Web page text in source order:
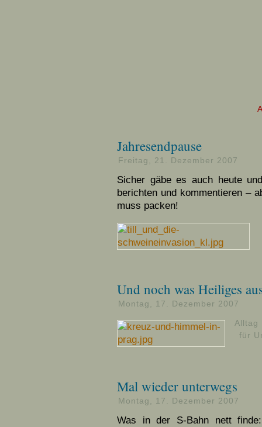
Jahresendpause
Freitag, 21. Dezember 2007
Sicher gäbe es auch heute
berichten und kommentieren –
muss packen!
Und noch was Heiliges
Montag, 17. Dezember 2007
Alltag
für
Mal wieder unterwegs
Montag, 17. Dezember 2007
Was in der S-Bahn nett